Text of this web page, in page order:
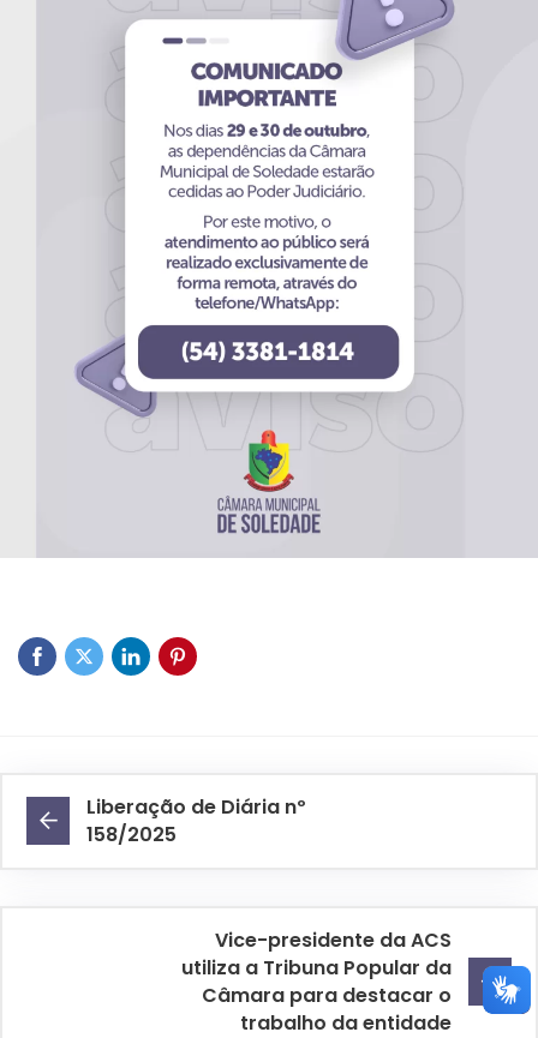
Liberação de Diária nº
158/2025
Vice-presidente da ACS
utiliza a Tribuna Popular da
Câmara para destacar o
trabalho da entidade